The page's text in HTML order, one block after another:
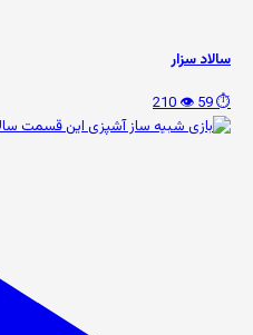
سالاد سزار
⏱️ 59
👁️ 210